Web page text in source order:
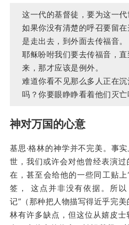
这一代的基督徒，要为这一代
如果你没有清楚的呼召要留
是走出去，到外面去传福音。
耶稣吩咐我们要去传福音，
来，那才应该是例外。
难道你看不见那么多人正在
吗？你要眼睁睁看着他们灭亡
神对万国的心意
基思·格林的神学并不完美。事
世，我们或许会对他曾经表演
在，甚至会给他的一些同工贴
签， 这点并非没有依据。所
记”（那种把人物描写得近乎完
林有许多缺点，但这位从嬉皮